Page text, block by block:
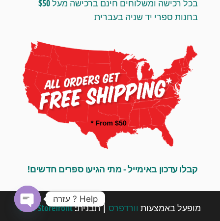
בכל רכישה ומשלוחים חינם ברכישה מעל $50
בחנות ספרי יד שניה בעברית
קבלו עדכון באימייל - מתי הגיעו ספרים חדשים!
מופעל באמצעות וורדפרס |תבנית:Envo Storefront
Help ? עזרה